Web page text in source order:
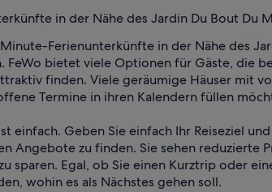
in der Nähe des Jardin Du Bout Du
Ferienunterkünfte in der Nähe des
FeWo bietet viele Optionen für Gäste, die
finden. Viele geräumige Häuser mit
Termine in ihren Kalendern füllen
einfach. Geben Sie einfach Ihr Reiseziel
Angebote zu finden. Sie sehen
sparen. Egal, ob Sie einen Kurztrip oder
wohin es als Nächstes gehen soll.